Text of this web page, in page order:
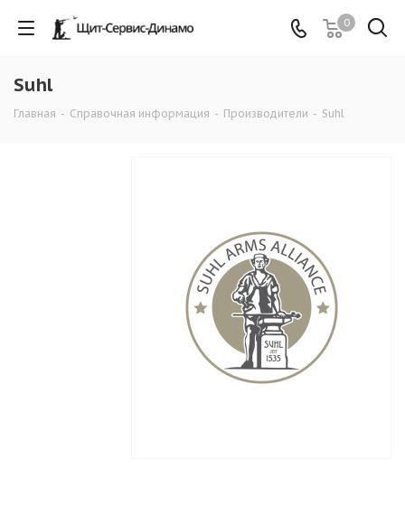
0
Suhl
Главная - Справочная информация - Производители - Suhl